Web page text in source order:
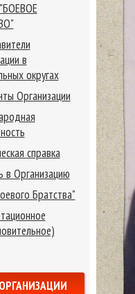
в
округах
Организации
справка
в Организацию
Братства"